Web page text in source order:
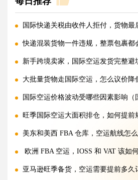
国际快递关税由收件人拒付，货物最后如何处
快递混装货物一件违规，整票包裹都会被扣押退回
新手跨境卖家，国际空运发货完整避坑指
大批量货物走国际空运，怎么议价降低运费
国际空运价格波动受哪些因素影响（国
旺季国际空运大面积排仓，如何提前规避延误
美东和美西 FBA 仓库，空运航线怎么规划更划
欧洲 FBA 空运，IOSS 和 VAT 该如何合规申
亚马逊旺季备货，空运需要提前多久订